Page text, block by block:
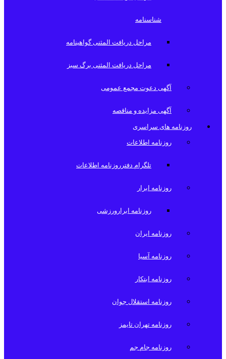
شناسنامه
مراحل دریافت المثنی گواهینامه
مراحل دریافت المثنی برگ سبز
آگهی دعوت مجمع عمومی
آگهی مزایده و مناقصه
روزنامه های سراسری
روزنامه اطلاعات
تلگرام دفترروزنامه اطلاعات
روزنامه ابرار
روزنامه ابرارورزشی
روزنامه ایران
روزنامه آسیا
روزنامه ابتکار
روزنامه استقلال جوان
روزنامه تهران تایمز
روزنامه جام جم